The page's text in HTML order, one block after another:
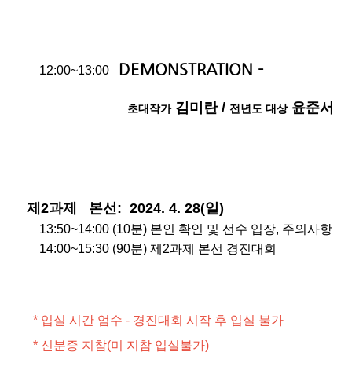
12:00~13:00 DEMONSTRATION -
초대작가김미란 / 전년도 대상윤준서
제 2과제 본선: 2024. 4. 28(일)
13:50~14:00 (10분) 본인 확인 및 선수 입장, 주의사항
14:00~15:30 (90분) 제2과제 본선 경진대회
* 입실 시간 엄수 - 경진대회 시작 후 입실 불가
* 신분증 지참(미 지참 입실불가)